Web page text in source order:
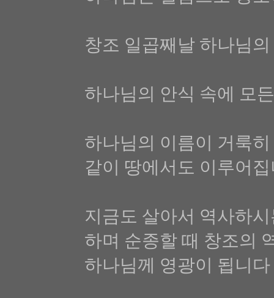
창조 일곱째날 하나님
하나님의 안식 속에 모
하나님의 이름이 거룩
같이 땅에서도 이루어
지금도 살아서 역사하
하며 순종할 때 창조의
하나님께 영광이 됩니다